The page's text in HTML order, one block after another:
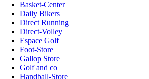
Basket-Center
Daily Bikers
Direct Running
Direct-Volley
Espace Golf
Foot-Store
Gallop Store
Golf and co
Handball-Store